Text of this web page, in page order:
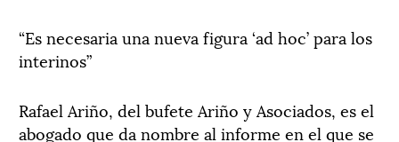
“Es necesaria una nueva figura ‘ad hoc’ para los
interinos”
Rafael Ariño, del bufete Ariño y Asociados, es el
abogado que da nombre al informe en el que se